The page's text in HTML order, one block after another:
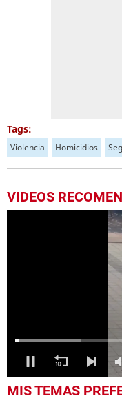
Tags:
Violencia Homicidios
VIDEOS
second
MIS TEMAS